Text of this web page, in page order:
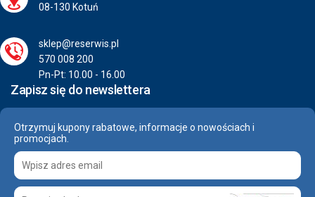
08-130 Kotuń
sklep@reserwis.pl
570 008 200
Pn-Pt: 10.00 - 16.00
Zapisz się do newslettera
Otrzymuj kupony rabatowe, informacje o nowościach i
promocjach.